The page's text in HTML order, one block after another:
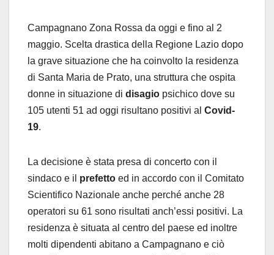
Campagnano Zona Rossa da oggi e fino al 2
maggio. Scelta drastica della Regione Lazio dopo
la grave situazione che ha coinvolto la residenza
di Santa Maria de Prato, una struttura che ospita
donne in situazione di disagio psichico dove su
105 utenti 51 ad oggi risultano positivi al Covid-
19.
La decisione è stata presa di concerto con il
sindaco e il prefetto ed in accordo con il Comitato
Scientifico Nazionale anche perché anche 28
operatori su 61 sono risultati anch’essi positivi. La
residenza è situata al centro del paese ed inoltre
molti dipendenti abitano a Campagnano e ciò